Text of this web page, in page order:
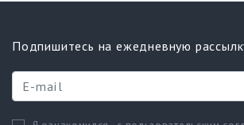
Подпишитесь на ежедневную